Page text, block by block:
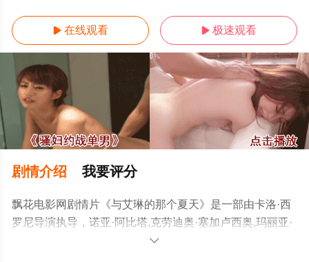
 在线观看  极速观看
剧情介绍 我要评分
飘花电影网剧情片《与艾琳的那个夏天》是一部由卡洛·西
罗尼导演执导，诺亚·阿比塔,克劳迪奥·塞加卢西奥,玛丽亚·
